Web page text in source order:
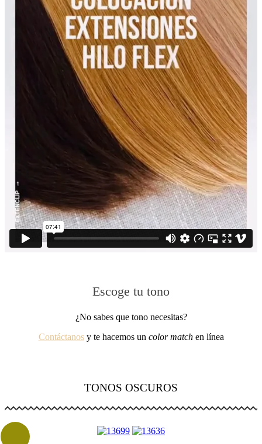
Escoge tu tono
¿No sabes que tono necesitas?
Contáctanosy te hacemos un color matchen línea
TONOS OSCUROS